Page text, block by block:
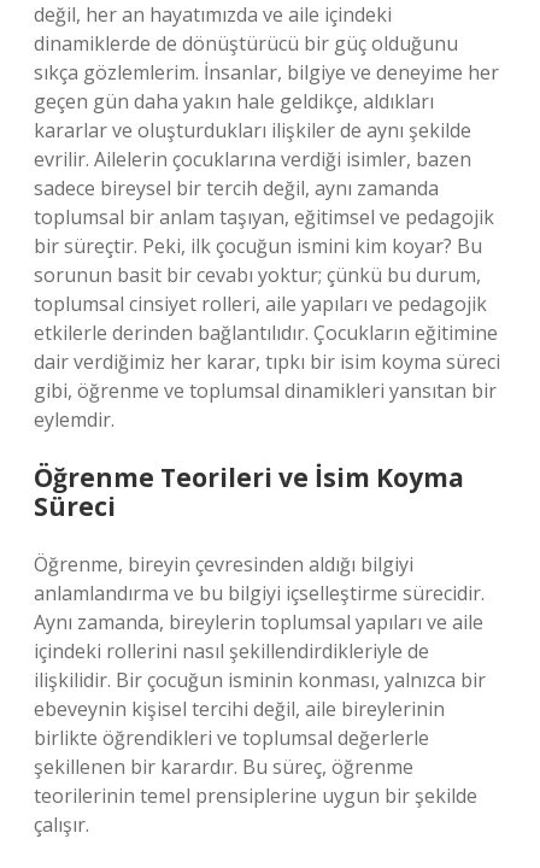
değil, her an hayatımızda ve aile içindeki
dinamiklerde de dönüştürücü bir güç olduğunu
sıkça gözlemlerim. İnsanlar, bilgiye ve deneyime her
geçen gün daha yakın hale geldikçe, aldıkları
kararlar ve oluşturdukları ilişkiler de aynı şekilde
evrilir. Ailelerin çocuklarına verdiği isimler, bazen
sadece bireysel bir tercih değil, aynı zamanda
toplumsal bir anlam taşıyan, eğitimsel ve pedagojik
bir süreçtir. Peki, ilk çocuğun ismini kim koyar? Bu
sorunun basit bir cevabı yoktur; çünkü bu durum,
toplumsal cinsiyet rolleri, aile yapıları ve pedagojik
etkilerle derinden bağlantılıdır. Çocukların eğitimine
dair verdiğimiz her karar, tıpkı bir isim koyma süreci
gibi, öğrenme ve toplumsal dinamikleri yansıtan bir
eylemdir.
Öğrenme Teorileri ve İsim Koyma
Süreci
Öğrenme, bireyin çevresinden aldığı bilgiyi
anlamlandırma ve bu bilgiyi içselleştirme sürecidir.
Aynı zamanda, bireylerin toplumsal yapıları ve aile
içindeki rollerini nasıl şekillendirdikleriyle de
ilişkilidir. Bir çocuğun isminin konması, yalnızca bir
ebeveynin kişisel tercihi değil, aile bireylerinin
birlikte öğrendikleri ve toplumsal değerlerle
şekillenen bir karardır. Bu süreç, öğrenme
teorilerinin temel prensiplerine uygun bir şekilde
çalışır.